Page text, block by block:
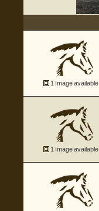
1 Image available
1 Image available